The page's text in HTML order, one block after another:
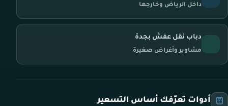
داخل الرياض وخارجها
دباب نقل عفش بجدة
مشاوير وأغراض صغيرة
أدوات تعرّفك أساس التسعير